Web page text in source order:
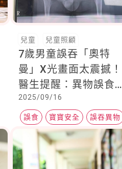
兒童 兒童照顧
7歲男童誤吞「奧特
曼」X光畫面太震撼！
醫生提醒：異物誤食可
能引發腸胃危機
2025/09/16
誤食 寶寶安全 誤吞異物